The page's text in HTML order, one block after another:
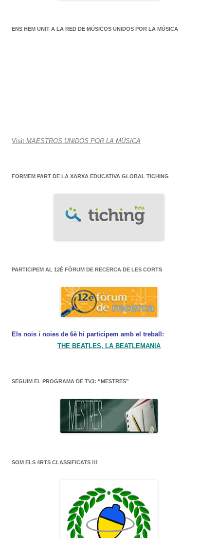
ENS HEM UNIT A LA RED DE MÚSICOS UNIDOS POR LA MÚSICA
Visit MAESTROS UNIDOS POR LA MÚSICA
FORMEM PART DE LA XARXA EDUCATIVA GLOBAL TICHING
PARTICIPEM AL 12È FÒRUM DE RECERCA DE LES CORTS
Els nois i noies de 6è hi participem amb el treball:
THE BEATLES, LA BEATLEMANIA
SEGUIM EL PROGRAMA DE TV3: “MESTRES”
SOM ELS 4RTS CLASSIFICATS !!!